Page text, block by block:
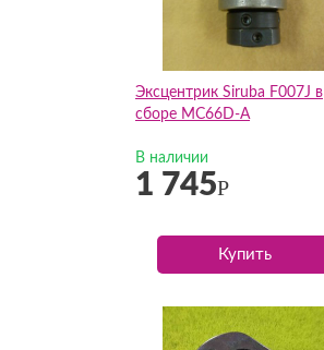
Эксцентрик Siruba F007J в
сборе MC66D-A
В наличии
1 745Р
Купить